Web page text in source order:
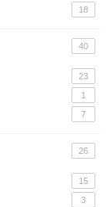
18
40
23
1
7
26
15
3